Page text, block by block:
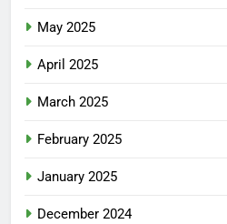
May 2025
April 2025
March 2025
February 2025
January 2025
December 2024